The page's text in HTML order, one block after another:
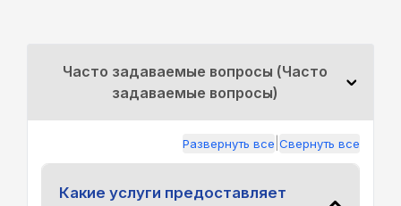
Часто задаваемые вопросы (Часто
задаваемые вопросы)
Развернуть все Свернуть все
Какие услуги предоставляет